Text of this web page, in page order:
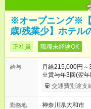
※オープニング※
歳/残業少】ホテル
正社員 職種未経験OK
給与
月給215,000円～
※賞与年3回(翌年
給！ ※能力・スキ
用期間】試用期
交通費別途支
勤務地
神奈川県大和市